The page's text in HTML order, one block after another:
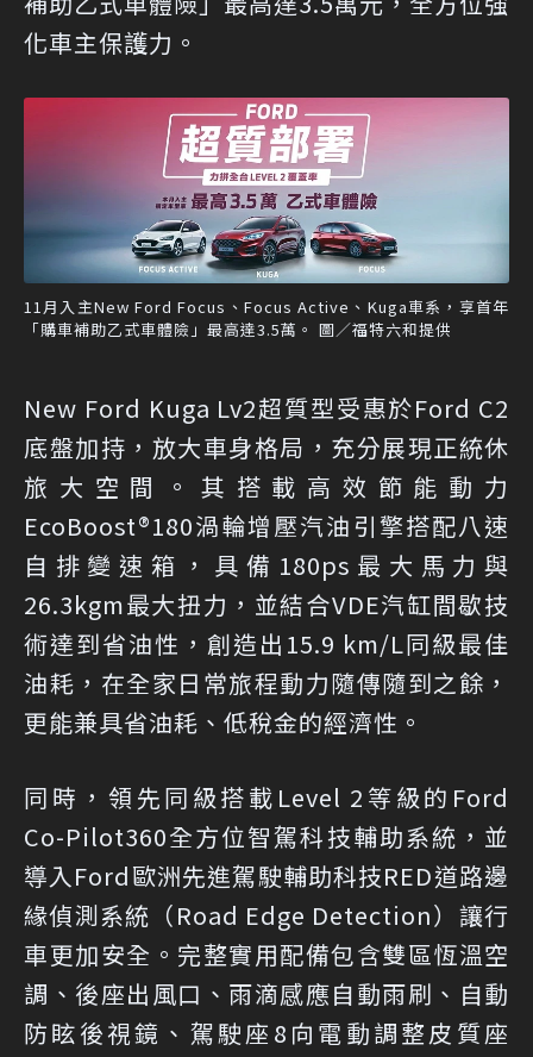
化車主保護力。
11月入主New Ford Focus、Focus Active、Kuga車系，享首年
「購車補助乙式車體險」最高達3.5萬。 圖／福特六和提供
New Ford Kuga Lv2超質型受惠於Ford C2
底盤加持，放大車身格局，充分展現正統休
旅大空間。其搭載高效節能動力
EcoBoost®180渦輪增壓汽油引擎搭配八速
自排變速箱，具備180ps最大馬力與
26.3kgm最大扭力，並結合VDE汽缸間歇技
術達到省油性，創造出15.9 km/L同級最佳
油耗，在全家日常旅程動力隨傳隨到之餘，
更能兼具省油耗、低稅金的經濟性。
同時，領先同級搭載Level 2等級的Ford
Co-Pilot360全方位智駕科技輔助系統，並
導入Ford歐洲先進駕駛輔助科技RED道路邊
緣偵測系統（Road Edge Detection）讓行
車更加安全。完整實用配備包含雙區恆溫空
調、後座出風口、雨滴感應自動雨刷、自動
防眩後視鏡、駕駛座8向電動調整皮質座